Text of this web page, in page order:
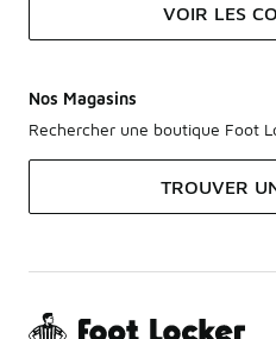
VOIR LES
Nos Magasins
Rechercher une boutique Foot
TROUVER